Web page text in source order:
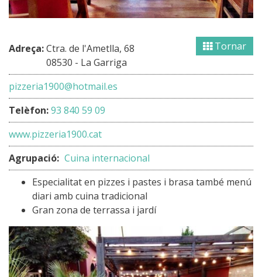
Tornar
Adreça:Ctra. de l'Ametlla, 68
08530 - La Garriga
pizzeria1900@hotmail.es
Telèfon:93 840 59 09
www.pizzeria1900.cat
Agrupació: Cuina internacional
Especialitat en pizzes i pastes i brasa també menú
diari amb cuina tradicional
Gran zona de terrassa i jardí
Image